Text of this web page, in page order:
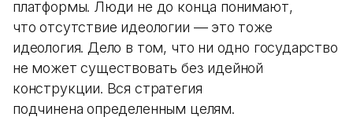
платформы. Люди не до конца понимают,
что отсутствие идеологии — это тоже
идеология. Дело в том, что ни одно государство
не может существовать без идейной
конструкции. Вся стратегия
подчинена определенным целям.